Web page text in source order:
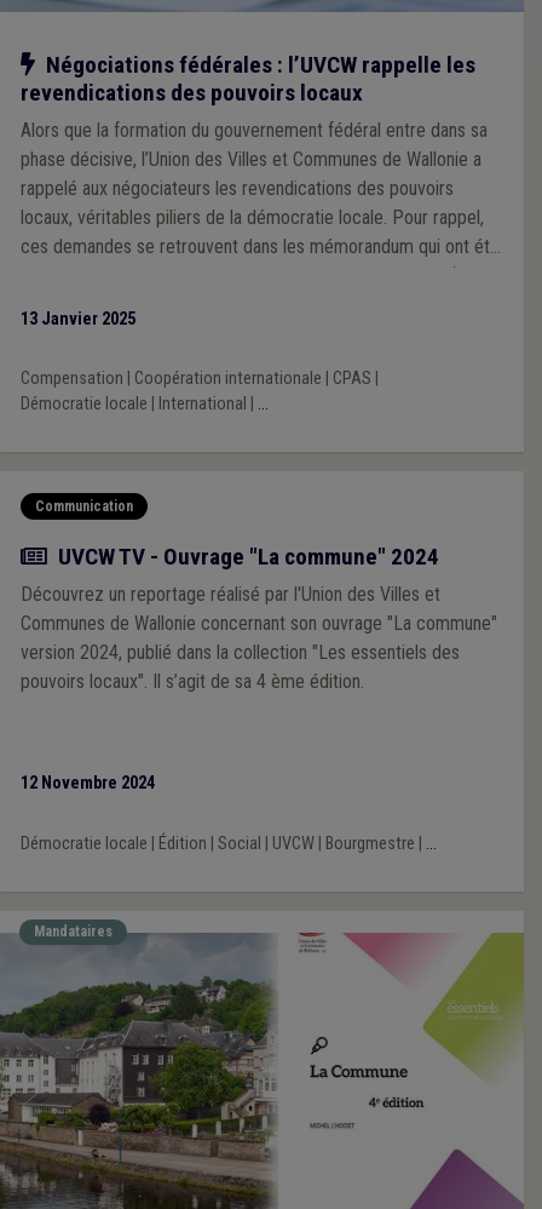
Notre action
Négociations fédérales : l’UVCW rappelle les
revendications des pouvoirs locaux
Alors que la formation du gouvernement fédéral entre dans sa
phase décisive, l’Union des Villes et Communes de Wallonie a
rappelé aux négociateurs les revendications des pouvoirs
locaux, véritables piliers de la démocratie locale. Pour rappel,
ces demandes se retrouvent dans les mémorandum qui ont été
établis par les 3 Unions des Villes et Communes du pays (VVSG,
13 Janvier 2025
Compensation Coopération internationale CPAS
Démocratie locale
International ...
Communication
Actualité
UVCW TV - Ouvrage "La commune" 2024
Découvrez un reportage réalisé par l'Union des Villes et
Communes de Wallonie concernant son ouvrage "La commune"
version 2024, publié dans la collection "Les essentiels des
pouvoirs locaux". Il s’agit de sa 4 ème édition.
12 Novembre 2024
Démocratie locale Édition Social UVCW| Bourgmestre ...
Mandataires